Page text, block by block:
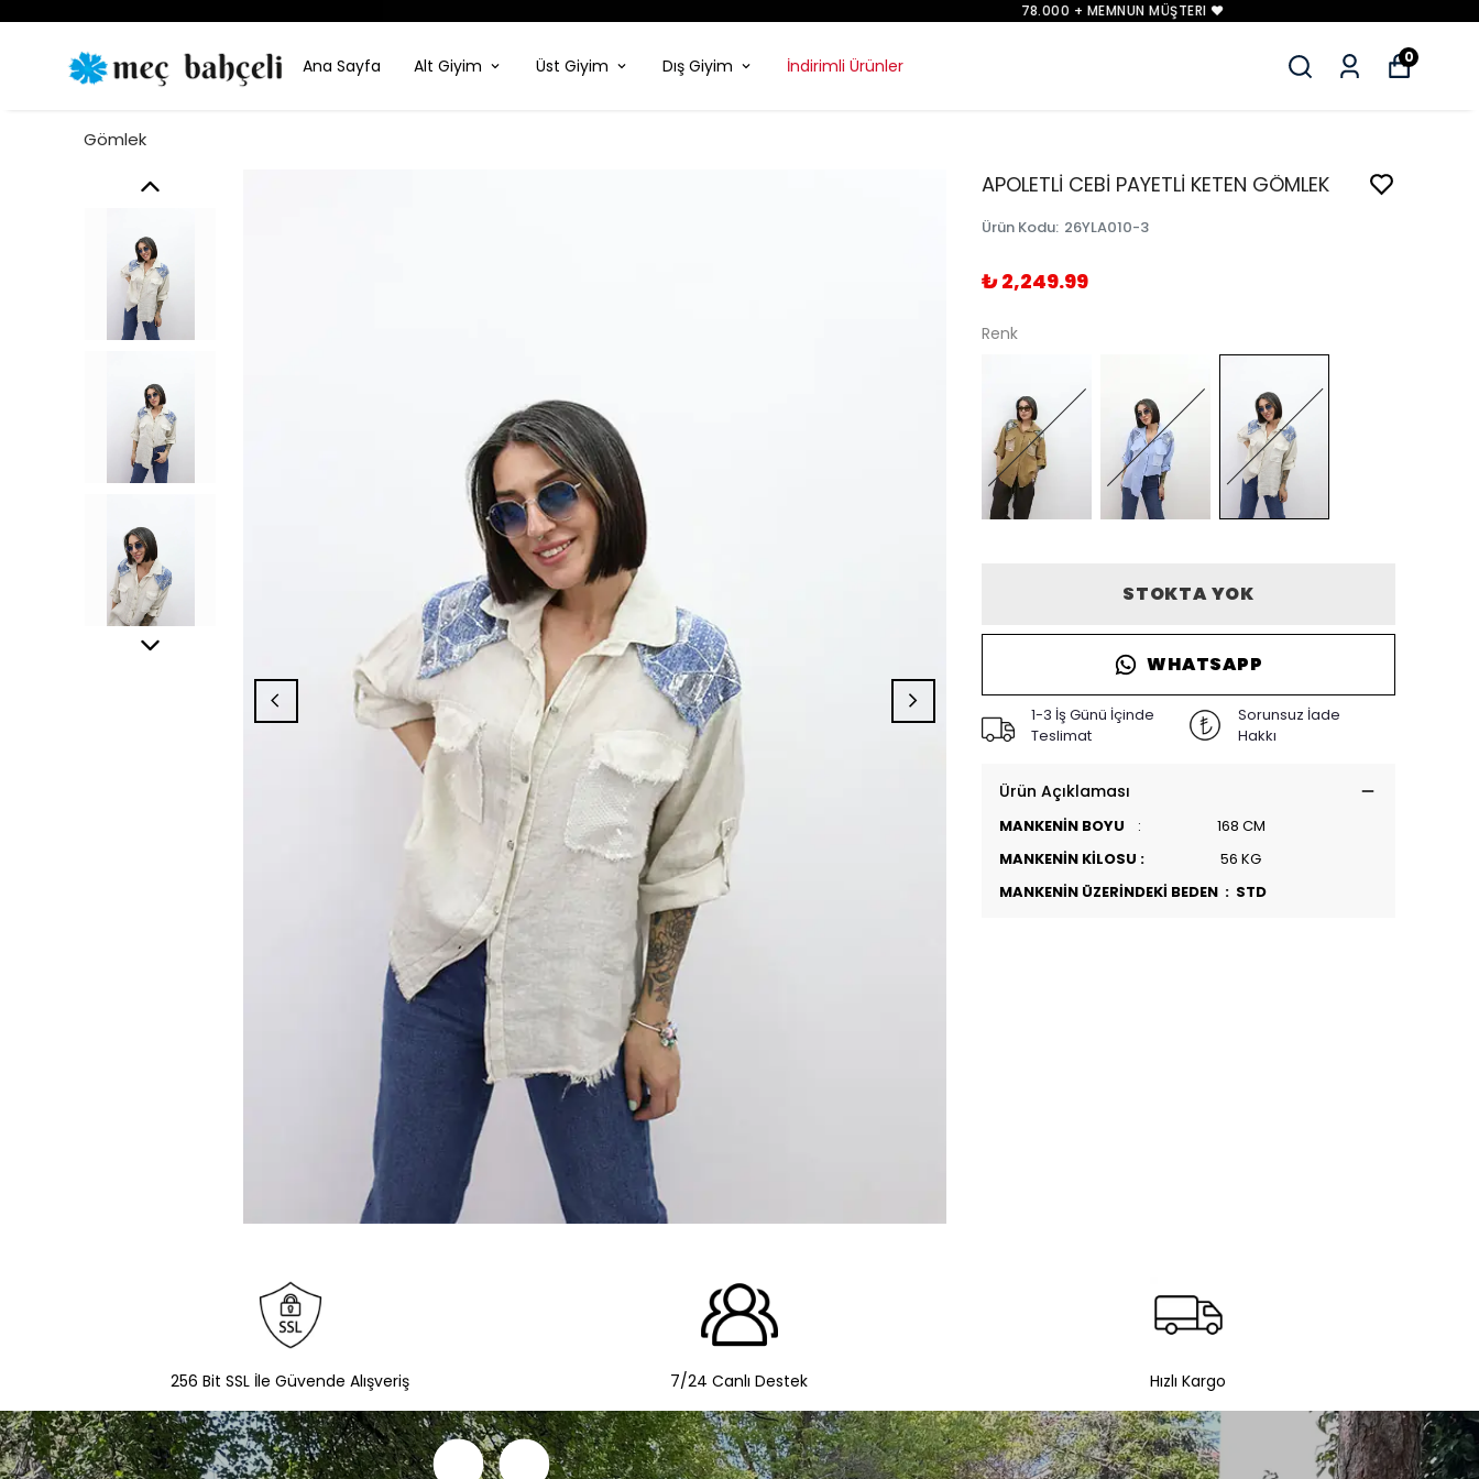
Ana Sayfa Alt Giyim Üst Giyim Dış Giyim İndirimli Ürünler 0
Gömlek
APOLETLİ CEBİ PAYETLİ KETEN GÖMLEK
Ürün Kodu: 26YLA010-3
₺ 2,249.99
Renk
STOKTA YOK
WHATSAPP
1-3 İş Günü İçinde
Teslimat
Sorunsuz İade
Hakkı
Ürün Açıklaması
MANKENİN BOYU : 168 CM
MANKENİN KİLOSU : 56 KG
MANKENİN ÜZERİNDEKİ BEDEN : STD
256 Bit SSL İle Güvende Alışveriş 7/24 Canlı Destek Hızlı Kargo